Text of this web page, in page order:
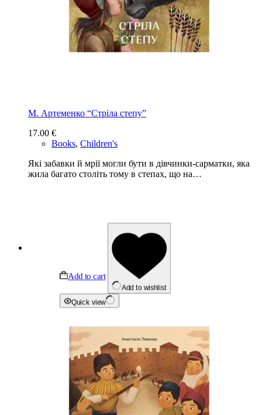
М. Артеменко “Стріла степу”
17.00 €
Books, Children's
Які забавки й мрії могли бути в дівчинки-сарматки, яка
жила багато століть тому в степах, що на…
Add to cart
Add to wishlist
Quick view